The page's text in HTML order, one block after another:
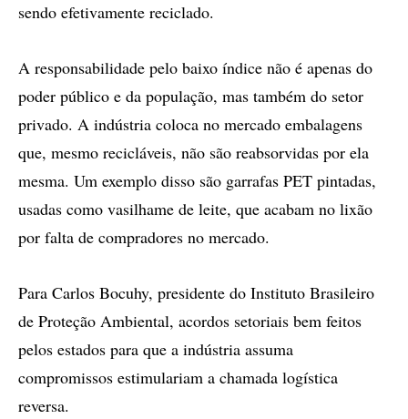
sendo efetivamente reciclado.
A responsabilidade pelo baixo índice não é apenas do
poder público e da população, mas também do setor
privado. A indústria coloca no mercado embalagens
que, mesmo recicláveis, não são reabsorvidas por ela
mesma. Um exemplo disso são garrafas PET pintadas,
usadas como vasilhame de leite, que acabam no lixão
por falta de compradores no mercado.
Para Carlos Bocuhy, presidente do Instituto Brasileiro
de Proteção Ambiental, acordos setoriais bem feitos
pelos estados para que a indústria assuma
compromissos estimulariam a chamada logística
reversa.